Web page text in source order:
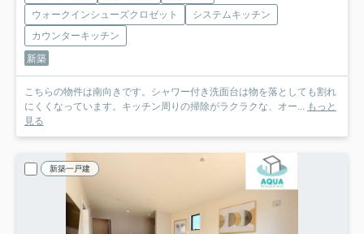
ウォークインシューズクロゼット
システムキッチン
カウンターキッチン
新築
こちらの物件は南向きです。シャワー付き洗面台は物を落としても割れ
にくくなっています。キッチン周りの掃除がラクラクな、オー...
もっと
見る
新築一戸建